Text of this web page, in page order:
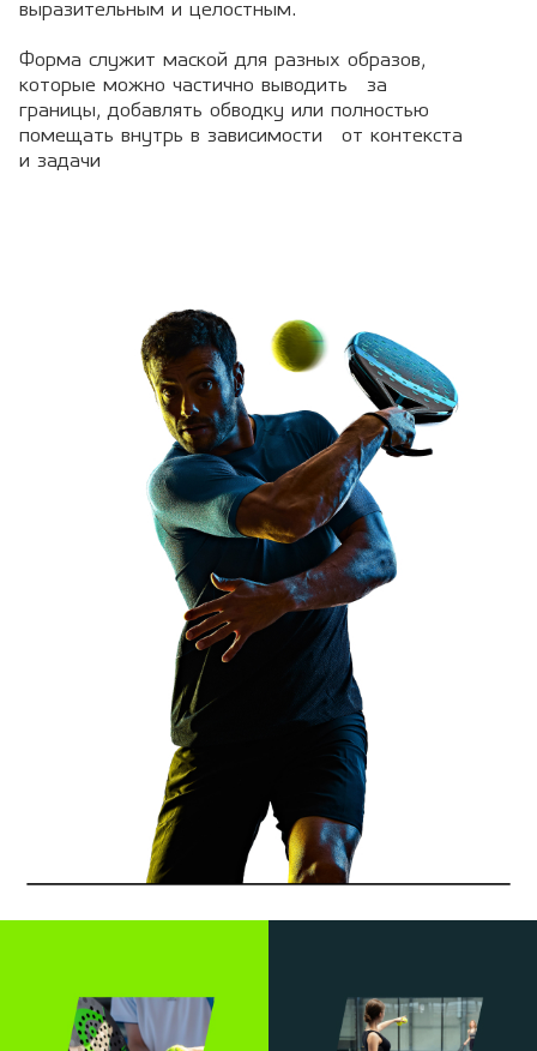
выразительным и целостным.
Форма служит маской для разных образов,
которые можно частично выводить за
границы, добавлять обводку или полностью
помещать внутрь в зависимости от контекста
и задачи